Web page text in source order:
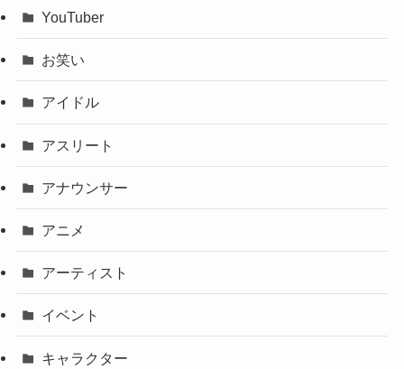
YouTuber
お笑い
アイドル
アスリート
アナウンサー
アニメ
アーティスト
イベント
キャラクター